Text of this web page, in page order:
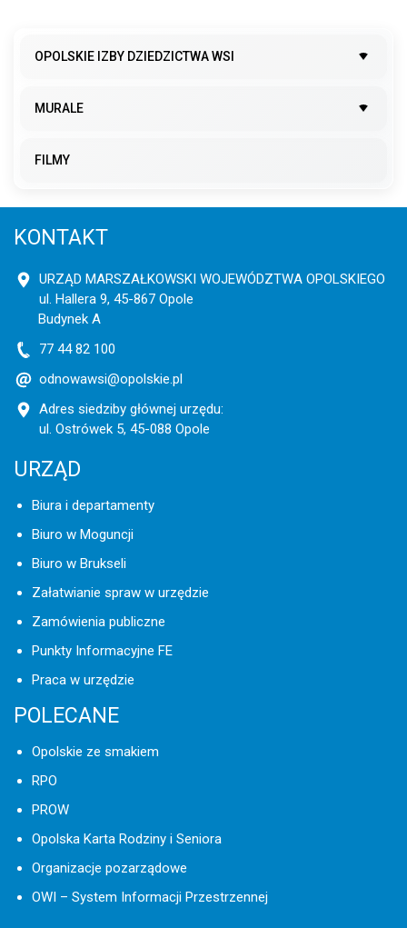
OPOLSKIE IZBY DZIEDZICTWA WSI
MURALE
FILMY
KONTAKT
URZĄD MARSZAŁKOWSKI WOJEWÓDZTWA OPOLSKIEGO
ul. Hallera 9, 45-867 Opole
Budynek A
77 44 82 100
odnowawsi@opolskie.pl
Adres siedziby głównej urzędu:
ul. Ostrówek 5, 45-088 Opole
URZĄD
Biura i departamenty
Biuro w Moguncji
Biuro w Brukseli
Załatwianie spraw w urzędzie
Zamówienia publiczne
Punkty Informacyjne FE
Praca w urzędzie
POLECANE
Opolskie ze smakiem
RPO
PROW
Opolska Karta Rodziny i Seniora
Organizacje pozarządowe
OWI – System Informacji Przestrzennej